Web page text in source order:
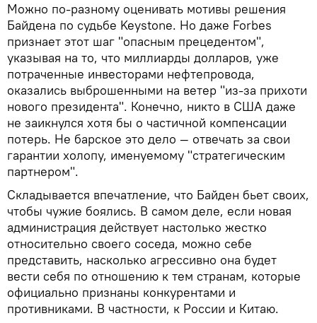
Можно по-разному оценивать мотивы решения
Байдена по судьбе Keystone. Но даже Forbes
признает этот шаг "опасным прецедентом",
указывая на то, что миллиарды долларов, уже
потраченные инвесторами нефтепровода,
оказались выброшенными на ветер "из-за прихоти
нового президента". Конечно, никто в США даже
не заикнулся хотя бы о частичной компенсации
потерь. Не барское это дело — отвечать за свои
гарантии холопу, именуемому "стратегическим
партнером".
Складывается впечатление, что Байден бьет своих,
чтобы чужие боялись. В самом деле, если новая
администрация действует настолько жестко
относительно своего соседа, можно себе
представить, насколько агрессивно она будет
вести себя по отношению к тем странам, которые
официально признаны конкурентами и
противниками. В частности, к России и Китаю.